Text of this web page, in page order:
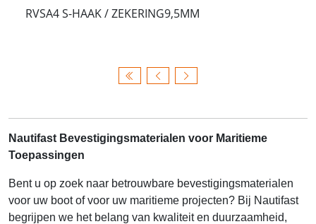
RVSA4 S-HAAK / ZEKERING9,5MM
Nautifast Bevestigingsmaterialen voor Maritieme
Toepassingen
Bent u op zoek naar betrouwbare bevestigingsmaterialen
voor uw boot of voor uw maritieme projecten? Bij Nautifast
begrijpen we het belang van kwaliteit en duurzaamheid,